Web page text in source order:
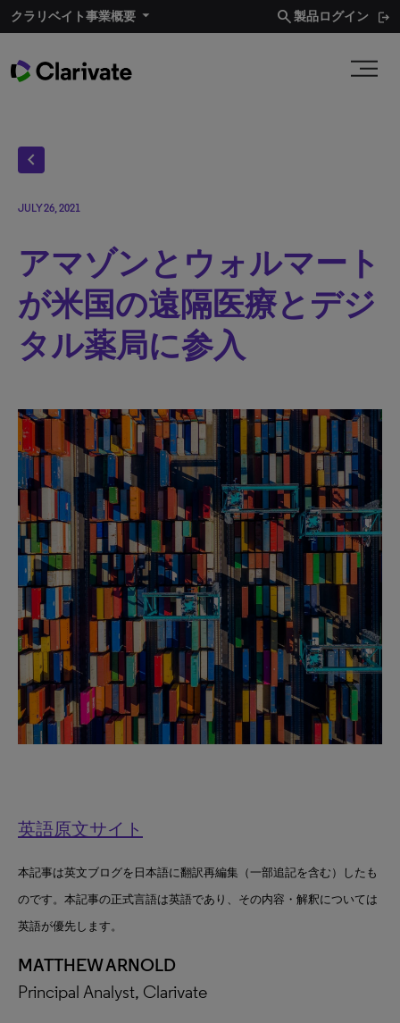
クラリベイト事業概要​ search製品ログイン
chevron_left
JULY 26, 2021
アマゾンとウォルマート
が米国の遠隔医療とデジ
タル薬局に参入
英語原文サイト
本記事は英文ブログを日本語に翻訳再編集（一部追記を含む）したも
のです。本記事の正式言語は英語であり、その内容・解釈については
英語が優先します。
MATTHEW ARNOLD
Principal Analyst, Clarivate